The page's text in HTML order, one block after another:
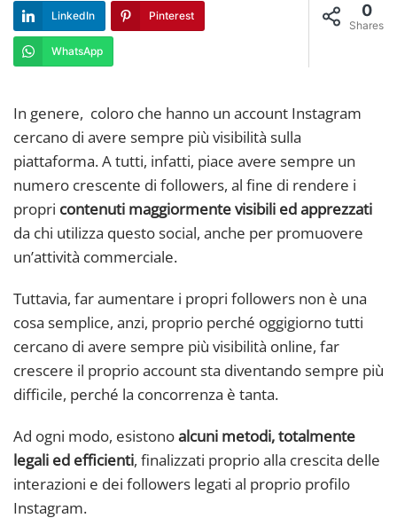
0
Shares
LinkedIn Pinterest
WhatsApp
In genere, coloro che hanno un account Instagram
cercano di avere sempre più visibilità sulla
piattaforma. A tutti, infatti, piace avere sempre un
numero crescente di followers, al fine di rendere i
propri contenuti maggiormente visibili ed apprezzati
da chi utilizza questo social, anche per promuovere
un’attività commerciale.
Tuttavia, far aumentare i propri followers non è una
cosa semplice, anzi, proprio perché oggigiorno tutti
cercano di avere sempre più visibilità online, far
crescere il proprio account sta diventando sempre più
difficile, perché la concorrenza è tanta.
Ad ogni modo, esistonoalcuni metodi, totalmente
legali ed efficienti, finalizzati proprio alla crescita delle
interazioni e dei followers legati al proprio profilo
Instagram.